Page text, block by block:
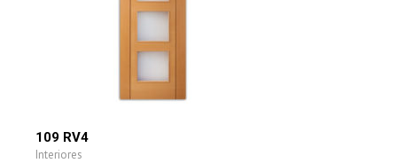
109 RV4
Interiores